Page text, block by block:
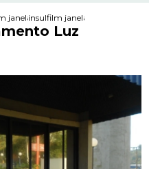
janela residencial
insulfilm janela orcamento luz
Luz